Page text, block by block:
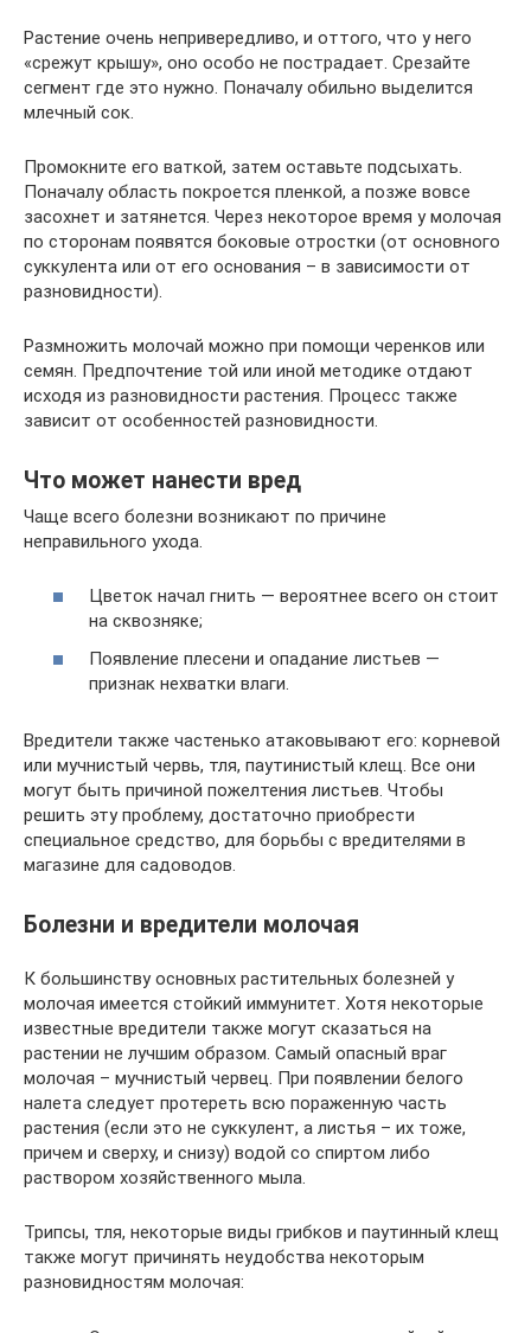
Растение очень непривередливо, и оттого, что у него
«срежут крышу», оно особо не пострадает. Срезайте
сегмент где это нужно. Поначалу обильно выделится
млечный сок.
Промокните его ваткой, затем оставьте подсыхать.
Поначалу область покроется пленкой, а позже вовсе
засохнет и затянется. Через некоторое время у молочая
по сторонам появятся боковые отростки (от основного
суккулента или от его основания – в зависимости от
разновидности).
Размножить молочай можно при помощи черенков или
семян. Предпочтение той или иной методике отдают
исходя из разновидности растения. Процесс также
зависит от особенностей разновидности.
Что может нанести вред
Чаще всего болезни возникают по причине
неправильного ухода.
Цветок начал гнить — вероятнее всего он стоит
на сквозняке;
Появление плесени и опадание листьев —
признак нехватки влаги.
Вредители также частенько атаковывают его: корневой
или мучнистый червь, тля, паутинистый клещ. Все они
могут быть причиной пожелтения листьев. Чтобы
решить эту проблему, достаточно приобрести
специальное средство, для борьбы с вредителями в
магазине для садоводов.
Болезни и вредители молочая
К большинству основных растительных болезней у
молочая имеется стойкий иммунитет. Хотя некоторые
известные вредители также могут сказаться на
растении не лучшим образом. Самый опасный враг
молочая – мучнистый червец. При появлении белого
налета следует протереть всю пораженную часть
растения (если это не суккулент, а листья – их тоже,
причем и сверху, и снизу) водой со спиртом либо
раствором хозяйственного мыла.
Трипсы, тля, некоторые виды грибков и паутинный клещ
также могут причинять неудобства некоторым
разновидностям молочая: